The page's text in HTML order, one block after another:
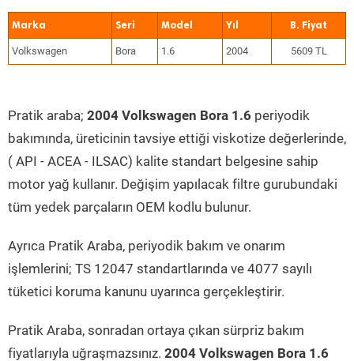
Marka Seri Model Yıl
Volkswagen Bora 1.6 2004 5609 TL
Pratik araba; 2004 Volkswagen Bora 1.6 periyodik
bakımında, üreticinin tavsiye ettiği viskotize değerlerinde,
( API - ACEA - ILSAC) kalite standart belgesine sahip
motor yağ kullanır. Değişim yapılacak filtre gurubundaki
tüm yedek parçaların OEM kodlu bulunur.
Ayrıca Pratik Araba, periyodik bakım ve onarım
işlemlerini; TS 12047 standartlarında ve 4077 sayılı
tüketici koruma kanunu uyarınca gerçekleştirir.
Pratik Araba, sonradan ortaya çıkan sürpriz bakım
fiyatlarıyla uğraşmazsınız. 2004 Volkswagen Bora 1.6